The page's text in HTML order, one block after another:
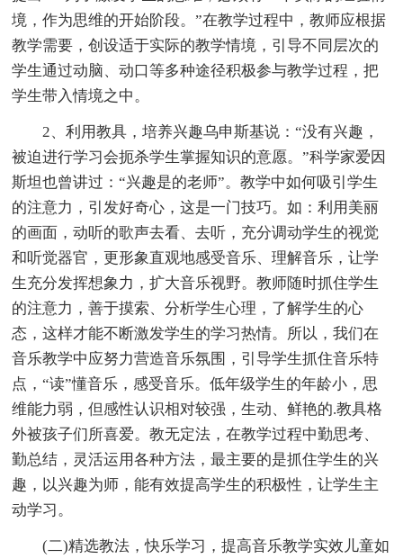
境，作为思维的开始阶段。”在教学过程中，教师应根据
教学需要，创设适于实际的教学情境，引导不同层次的
学生通过动脑、动口等多种途径积极参与教学过程，把
学生带入情境之中。
2、利用教具，培养兴趣乌申斯基说：“没有兴趣，
被迫进行学习会扼杀学生掌握知识的意愿。”科学家爱因
斯坦也曾讲过：“兴趣是的老师”。教学中如何吸引学生
的注意力，引发好奇心，这是一门技巧。如：利用美丽
的画面，动听的歌声去看、去听，充分调动学生的视觉
和听觉器官，更形象直观地感受音乐、理解音乐，让学
生充分发挥想象力，扩大音乐视野。教师随时抓住学生
的注意力，善于摸索、分析学生心理，了解学生的心
态，这样才能不断激发学生的学习热情。所以，我们在
音乐教学中应努力营造音乐氛围，引导学生抓住音乐特
点，“读”懂音乐，感受音乐。低年级学生的年龄小，思
维能力弱，但感性认识相对较强，生动、鲜艳的.教具格
外被孩子们所喜爱。教无定法，在教学过程中勤思考、
勤总结，灵活运用各种方法，最主要的是抓住学生的兴
趣，以兴趣为师，能有效提高学生的积极性，让学生主
动学习。
(二)精选教法，快乐学习，提高音乐教学实效儿童如